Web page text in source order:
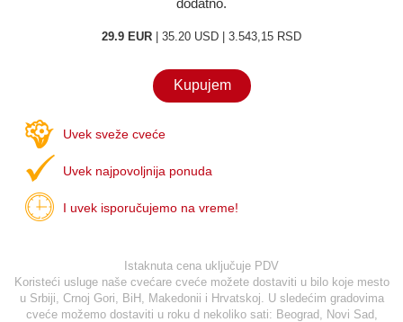
dodatno.
29.9 EUR | 35.20 USD | 3.543,15 RSD
Kupujem
Uvek sveže cveće
Uvek najpovoljnija ponuda
I uvek isporučujemo na vreme!
Istaknuta cena uključuje PDV
Koristeći usluge naše cvećare cveće možete dostaviti u bilo koje mesto
u Srbiji, Crnoj Gori, BiH, Makedonii i Hrvatskoj. U sledećim gradovima
cveće možemo dostaviti u roku d nekoliko sati: Beograd, Novi Sad,